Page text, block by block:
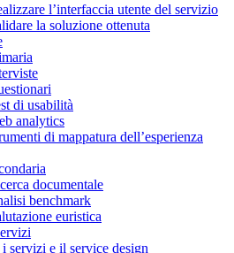
l’interfaccia utente del servizio
la soluzione ottenuta
di usabilità
analytics
di mappatura dell’esperienza
documentale
benchmark
euristica
servizi e il service design